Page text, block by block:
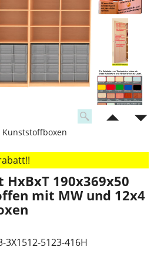
HxBxT 190x369x50
mit MW und 12x4
3X1512-5123-416H